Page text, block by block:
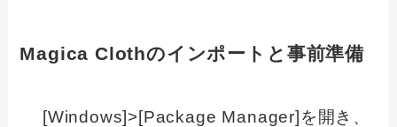
Magica Clothのインポートと事前準備
[Windows]>[Package Manager]を開き、